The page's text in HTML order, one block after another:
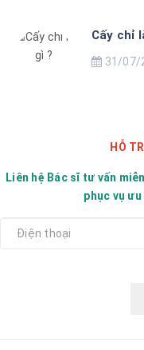
Cấy chỉ
31/07/
HỖ
Liên hệ Bác sĩ tư vấn
phục vụ